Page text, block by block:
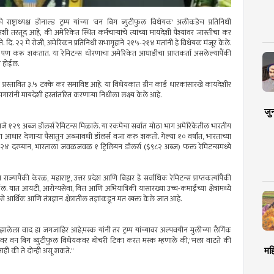
डोनाल्ड ट्रम्प यांच्या 'वन बिग ब्युटीफुल विधेयक' अलीकडेच प्रतिनिधी
आहे, की अमेरिकेत स्थित कर्मचाऱ्यांचे त्यांच्या मायदेशी पैश्यांवर जास्तीचा कर
२२ मे रोजी, अमेरिकन प्रतिनिधी सभागृहाने २१५-२१४ मतांनी हे विधेयक मंजूर केले.
करू शकतात. या रेमिटन्स धोरणाचा अमेरिकेत आघाडीचा प्राप्तकर्ता असलेल्यापैंकी
३.५ टक्के कर समाविष्ट आहे. या विधेयकात ग्रीन कार्ड धारकांसारखे कायदेशीर
मायदेशी हस्तांतरित करणाऱ्या निधीला लक्ष्य केले आहे.
अब्ज डॉलर्स रेमिटन्स मिळाले. या रकमेचा सर्वात मोठा भाग अमेरिकेतील भारतीय
आधार देणाऱ्या पैसातुन अब्जावधी डॉलर्स वजा करु शकतो. गेल्या १० वर्षांत, भारताच्या
भारताला जवळजवळ १ ट्रिलियन डॉलर्स ($९८२ अब्ज) फक्त रेमिटन्समध्ये
केरळ, महाराष्ट्र, उत्तर प्रदेश आणि बिहार हे सर्वाधिक रेमिटन्स प्राप्तकर्त्यांपैकी
आयटी, आरोग्यसेवा, वित्त आणि अभियांत्रिकी यासारख्या उच्च-कमाईच्या क्षेत्रांमध्ये
आणि तंत्रज्ञान क्षेत्रातील तज्ञांकडून मत व्यक्त केले जात आहे.
झालेला वाद हा जगजाहिर आहे,मस्क यांनी तर ट्रम्प यांच्यावर अल्पवयीन मुलीच्या लैगिंक
वन बिग ब्युटीफुल विधेयकवर बोचरी टिका करत मस्क म्हणाले की,"मला वाटते की
की ते दोन्ही असू शकते."